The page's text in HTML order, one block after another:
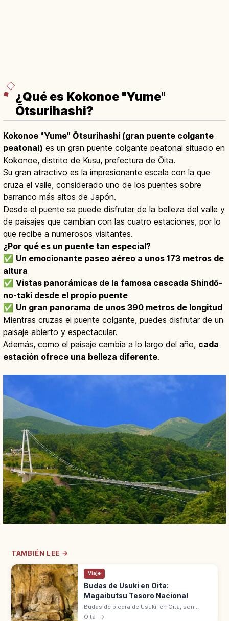
¿Qué es Kokonoe "Yume"
Ōtsurihashi?
Kokonoe "Yume" Ōtsurihashi (gran puente colgante
peatonal) es un gran puente colgante peatonal situado en
Kokonoe, distrito de Kusu, prefectura de Ōita.
Su gran atractivo es la impresionante escala con la que
cruza el valle, considerado uno de los puentes sobre
barranco más altos de Japón.
Desde el puente se puede disfrutar de la belleza del valle y
de paisajes que cambian con las cuatro estaciones, por lo
que recibe a numerosos visitantes.
¿Por qué es un puente tan especial?
✅ Un emocionante paseo aéreo a unos 173 metros de
altura
✅ Vistas panorámicas de la famosa cascada Shindō-
no-taki desde el propio puente
✅ Un gran panorama de unos 390 metros de longitud
Mientras cruzas el puente colgante, puedes disfrutar de un
paisaje abierto y espectacular.
Además, como el paisaje cambia a lo largo del año, cada
estación ofrece una belleza diferente.
TAMBIÉN LEE →
Viaje
Budas de Usuki en Oita:
Magaibutsu Tesoro Nacional
Budas de piedra de Usuki, en Oita, son
magaibutsu tallados en toba volcánica
Oita →